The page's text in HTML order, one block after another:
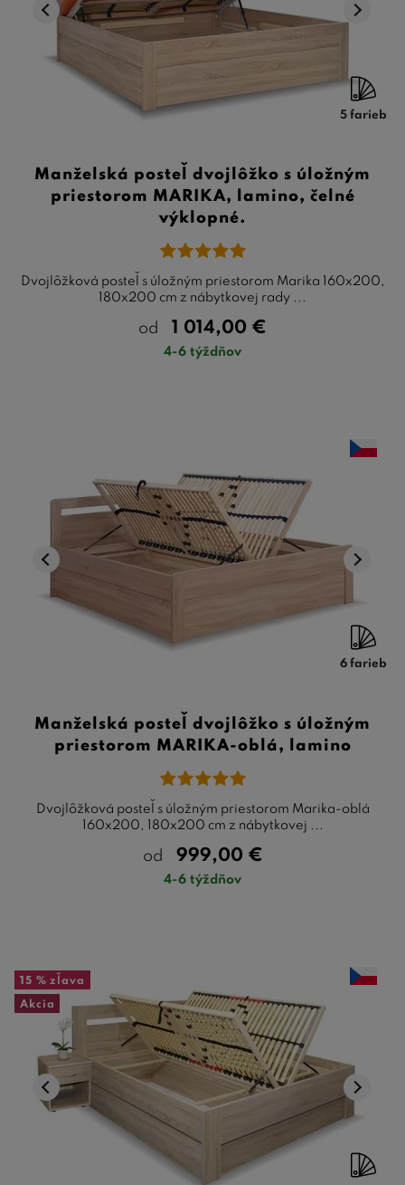
5 farieb
Manželská posteľ dvojlôžko s úložným
priestorom MARIKA, lamino, čelné
výklopné.
Dvojlôžková posteľ s úložným priestorom Marika 160x200,
180x200 cm z nábytkovej rady ...
od 1 014,00 €
4-6 týždňov
6 farieb
Manželská posteľ dvojlôžko s úložným
priestorom MARIKA-oblá, lamino
Dvojlôžková posteľ s úložným priestorom Marika-oblá
160x200, 180x200 cm z nábytkovej ...
od 999,00 €
4-6 týždňov
15 % zľava
Akcia